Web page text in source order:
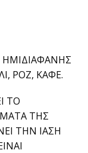
ΗΜΙΔΙΑΦΑΝΗΣ
ΡΟΖ, ΚΑΦΕ.
ΤΟ
ΤΗΣ
ΤΗΝ ΙΑΣΗ